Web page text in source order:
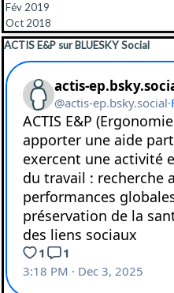
Fév 2019
Oct 2018
Sauter le bloc ACTIS E&P
ACTIS E&P sur BLUESKY Social